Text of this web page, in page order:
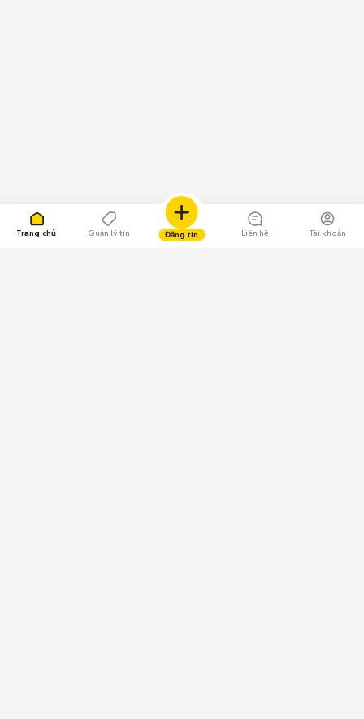
Trang chủ Quản lý tin Đăng tin Liên hệ Tài khoản